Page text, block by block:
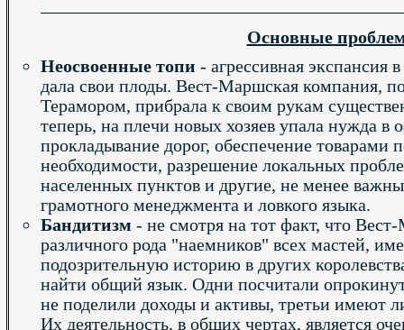
Основные
Неосвоенные топи - агрессивная экспансия
дала свои плоды. Вест-Маршская компания,
Терамором, прибрала к своим рукам
теперь, на плечи новых хозяев упала нужда в
прокладывание дорог, обеспечение товарами
необходимости, разрешение локальных
населенных пунктов и другие, не менее
грамотного менеджмента и ловкого языка.
Бандитизм - не смотря на тот факт, что
различного рода "наемников" всех мастей,
подозрительную историю в других
найти общий язык. Одни посчитали
не поделили доходы и активы, третьи имеют
Их деятельность, в общих чертах, является